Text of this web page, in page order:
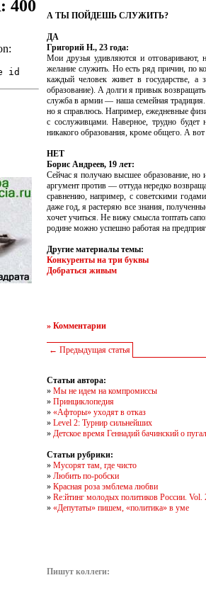
А ТЫ ПОЙДЕШЬ СЛУЖИТЬ?
ДА
Григорий Н., 23 года:
Мои друзья удивляются и
желание служить. Но есть ряд причин, по
каждый человек живет в государстве, а
образование). А долги я привык
служба в армии — наша семейная
но я справлюсь. Например, ежедневные
с сослуживцами. Наверное, трудно
никакого образования, кроме общего. А
НЕТ
Борис Андреев, 19 лет:
Сейчас я получаю высшее образование, но
аргумент против — оттуда нередко
сравнению, например, с советскими
даже год, я растеряю все знания,
хочет учиться. Не вижу смысла топтать
родине можно успешно работая на
Другие материалы темы:
Конкуренты на три буквы
Добраться живым
» Комментарии
← Предыдущая статья
Статьи автора:
» Мы не идем на компромиссы
» Принциклопедия
» «Афторы» уходят в отказ
» Level 2: Турнир сильнейших
» Детское время Геннадий бачинский о
Статьи рубрики:
» Мусорят там, где чисто
» Любить по-робски
» Красная роза эмблема любви
» Re:йтинг молодых политиков России. Vol.
» «Депутаты» пишем, «политика» в уме
Пишут коллеги: